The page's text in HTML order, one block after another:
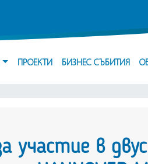
ПРОЕКТИ БИЗНЕС СЪБИТИЯ
участие в